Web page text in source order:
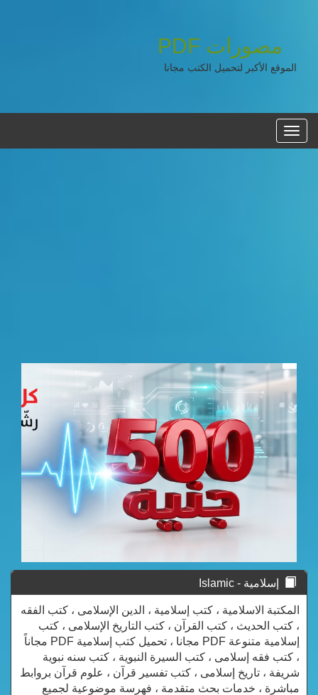
مصورات PDF
الموقع الأكبر لتحميل الكتب مجانا
القائمه
الرئيسية
إسلامية - Islamic
المكتبة الاسلامية ، كتب إسلامية ، الدين الإسلامى ، كتب الفقه
، كتب الحديث ، كتب القرآن ، كتب التاريخ الإسلامى ، كتب
إسلامية متنوعة PDF مجانا ، تحميل كتب إسلامية PDF مجاناً
، كتب فقه إسلامى ، كتب السيرة النبوية ، كتب سنه نبوية
شريفة ، تاريخ إسلامى ، كتب تفسير قرآن ، علوم قرآن بروابط
مباشرة ، خدمات بحث متقدمة ، فهرسة موضوعية لجميع